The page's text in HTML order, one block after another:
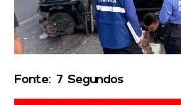
Fonte: 7 Segundos